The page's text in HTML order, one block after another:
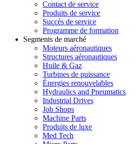
Contact de service
Produits de service
Succès de service
Programme de formation
Segments de marché
Moteurs aéronautiques
Structures aéronautiques
Huile & Gaz
Turbines de puissance
Énergies renouvelables
Hydraulics and Pneumatics
Industrial Drives
Job Shops
Machine Parts
Produits de luxe
Med Tech